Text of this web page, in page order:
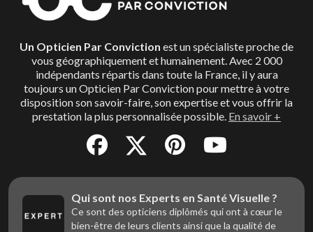
Un Opticien Par Conviction est un spécialiste proche de
vous géographiquement et humainement. Avec 2 000
indépendants répartis dans toute la France, il y aura
toujours un Opticien Par Conviction pour mettre à votre
disposition son savoir-faire, son expertise et vous offrir la
prestation la plus personnalisée possible. En savoir +
Qui sont nos Experts en Santé Visuelle ?
Ce sont des opticiens diplômés qui ont à cœur le
bien-être de leurs clients ainsi que la qualité de